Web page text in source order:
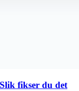
fikser du det